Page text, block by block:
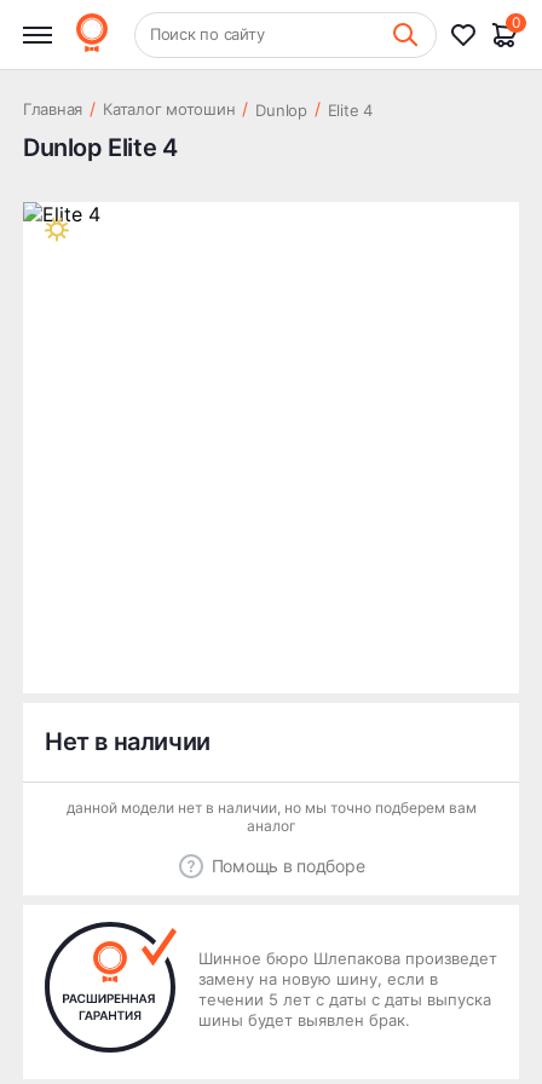
+7 (831) 261-35-35 Шиномонтаж
Поиск по сайту
0
Главная / Каталог мотошин / Dunlop / Elite 4
Dunlop Elite 4
Нет в наличии
данной модели нет в наличии, но мы точно подберем вам
аналог
Помощь в подборе
Шинное бюро Шлепакова произведет
замену на новую шину, если в
течении 5 лет с даты с даты выпуска
шины будет выявлен брак.